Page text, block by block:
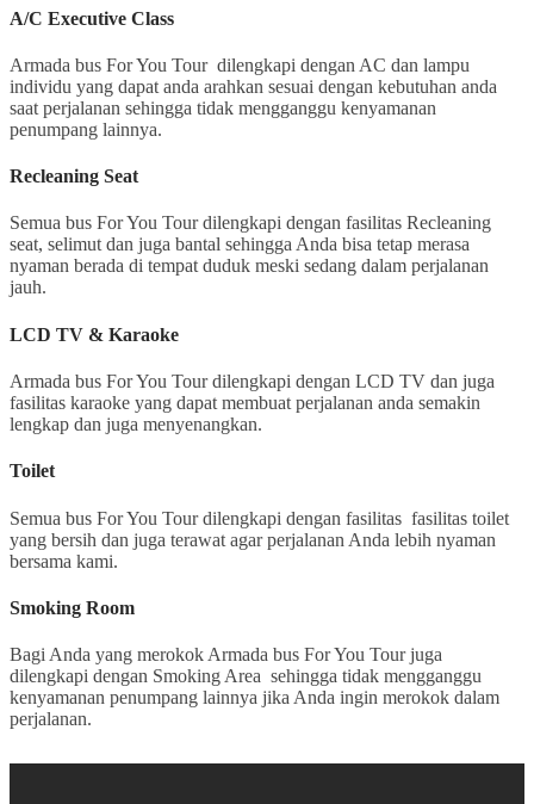
A/C Executive Class
Armada bus For You Tour dilengkapi dengan AC dan lampu
individu yang dapat anda arahkan sesuai dengan kebutuhan anda
saat perjalanan sehingga tidak mengganggu kenyamanan
penumpang lainnya.
Recleaning Seat
Semua bus For You Tour dilengkapi dengan fasilitas Recleaning
seat, selimut dan juga bantal sehingga Anda bisa tetap merasa
nyaman berada di tempat duduk meski sedang dalam perjalanan
jauh.
LCD TV & Karaoke
Armada bus For You Tour dilengkapi dengan LCD TV dan juga
fasilitas karaoke yang dapat membuat perjalanan anda semakin
lengkap dan juga menyenangkan.
Toilet
Semua bus For You Tour dilengkapi dengan fasilitas fasilitas toilet
yang bersih dan juga terawat agar perjalanan Anda lebih nyaman
bersama kami.
Smoking Room
Bagi Anda yang merokok Armada bus For You Tour juga
dilengkapi dengan Smoking Area sehingga tidak mengganggu
kenyamanan penumpang lainnya jika Anda ingin merokok dalam
perjalanan.